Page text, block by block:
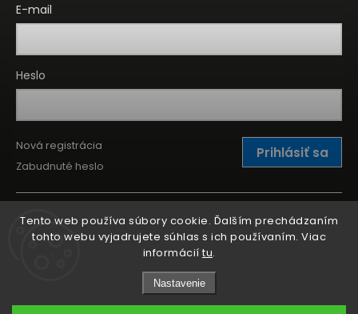
Tento web používa súbory cookie. Ďalším prechádzaním
tohto webu vyjadrujete súhlas s ich používaním. Viac
informácií tu.
Nastavenie
E-mail
Heslo
Prihlásiť sa
Nová registrácia
Zabudnuté heslo